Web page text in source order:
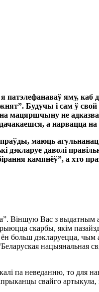
яму, каб
Будучы і сам ў
мацяршчыну не
а нарвацца
маюць
даволі
камянёў”, а хто
Вас з выдатным
скарбы, якім
больш дэкларуецца,
нацыянальная
па неведанню, то для
свайго